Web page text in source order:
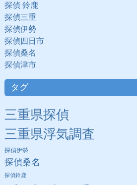
探偵 鈴鹿
探偵三重
探偵伊勢
探偵四日市
探偵桑名
探偵津市
タグ
三重県探偵
三重県浮気調査
探偵伊勢
探偵桑名
探偵鈴鹿